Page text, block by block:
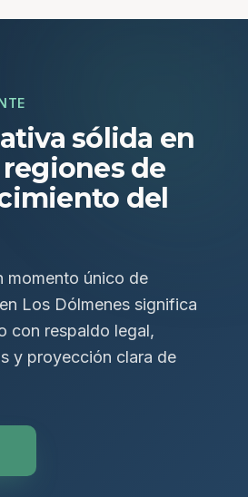
sólida en
de
del
momento único de
Los Dólmenes significa
con respaldo legal,
y proyección clara de